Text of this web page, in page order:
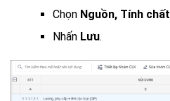
Chọn Nguồn, Tính chất
Nhấn Lưu.